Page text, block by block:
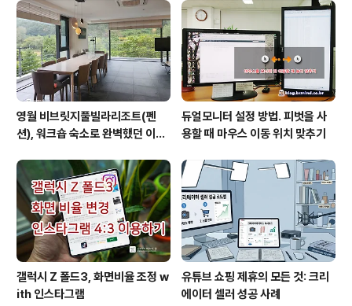
영월 비브릿지풀빌라리조트(펜
션), 워크숍 숙소로 완벽했던 이유
듀얼모니터 설정 방법. 피벗을 사
용할 때 마우스 이동 위치 맞추기
갤럭시 Z 폴드3, 화면비율 조정 w
ith 인스타그램
유튜브 쇼핑 제휴의 모든 것: 크리
에이터 셀러 성공 사례